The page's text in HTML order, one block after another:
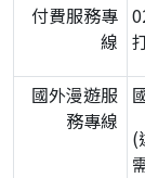
付費服務專
線
國外漫遊服
務專線
(